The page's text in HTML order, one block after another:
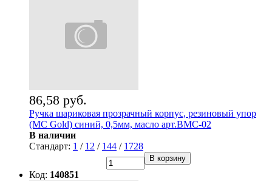
86,58 руб.
Ручка шариковая прозрачный корпус, резиновый упор
(MC Gold) синий, 0,5мм, масло арт.BMC-02
В наличии
Стандарт: 1 / 12 / 144 / 1728
В корзину
Код: 140851